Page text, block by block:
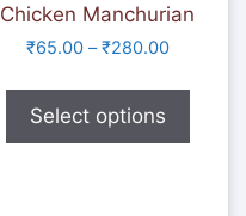
Chicken Manchurian
₹65.00–₹280.00
Select options